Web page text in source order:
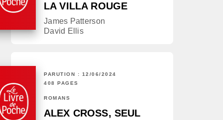
LA VILLA ROUGE
James Patterson
David Ellis
PARUTION : 12/06/2024
408 PAGES
ROMANS
ALEX CROSS, SEUL